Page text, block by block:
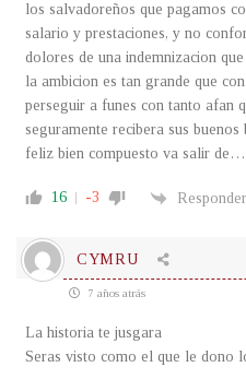
los salvadoreños que pagamos
salario y prestaciones, y no
dolores de una indemnizacion
la ambicion es tan grande que
perseguir a funes con tanto afan
seguramente recibera sus
feliz bien compuesto va salir de …
16 -3 Responder
CYMRU
7 años atrás
La historia te jusgara
Seras visto como el que le dono